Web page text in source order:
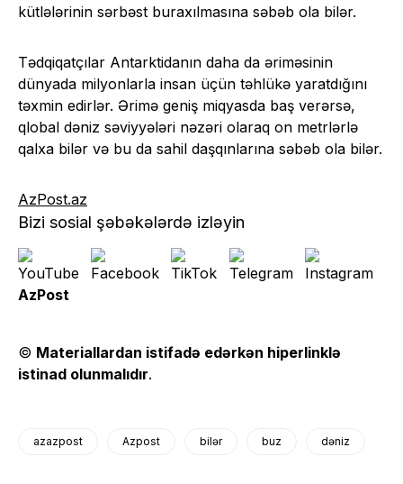
kütlələrinin sərbəst buraxılmasına səbəb ola bilər.
Tədqiqatçılar Antarktidanın daha da əriməsinin
dünyada milyonlarla insan üçün təhlükə yaratdığını
təxmin edirlər. Ərimə geniş miqyasda baş verərsə,
qlobal dəniz səviyyələri nəzəri olaraq on metrlərlə
qalxa bilər və bu da sahil daşqınlarına səbəb ola bilər.
AzPost.az
Bizi sosial şəbəkələrdə izləyin
AzPost
© Materiallardan istifadə edərkən hiperlinklə
istinad olunmalıdır.
azazpost Azpost bilər buz dəniz